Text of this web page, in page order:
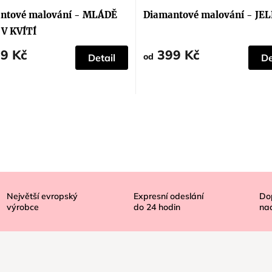
malování - MLÁDĚ
KVÍTÍ
Kč Detail
Diamantové malování -
produktu
je
hvězdiček.
od 399 Kč
Největší evropský
výrobce
Expresní odeslání
do 24hodin